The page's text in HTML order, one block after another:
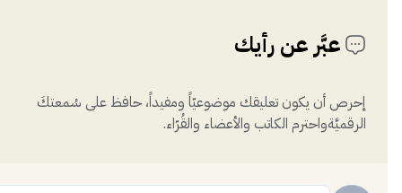
عبَّر عن رأيك
إحرص أن يكون تعليقك موضوعيّاً ومفيداً، حافظ على سُمعتكَ
الرقميَّةواحترم الكاتب والأعضاء والقُرّاء.